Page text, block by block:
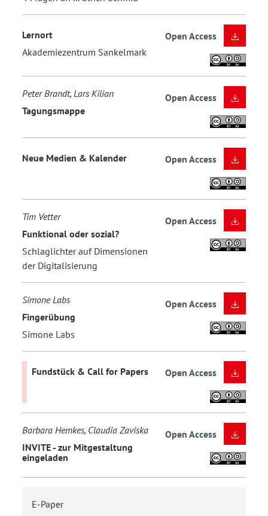
Lernort
Akademiezentrum Sankelmark
Open Access
Peter Brandt, Lars Kilian
Tagungsmappe
Open Access
Neue Medien & Kalender Open Access
Tim Vetter
Funktional oder sozial?
Schlaglichter auf Dimensionen
der Digitalisierung
Open Access
Simone Labs
Fingerübung
Simone Labs
Open Access
Fundstück & Call for Papers Open Access
Barbara Hemkes, Claudia Zaviska
INVITE - zur Mitgestaltung
eingeladen
Open Access
E-Paper